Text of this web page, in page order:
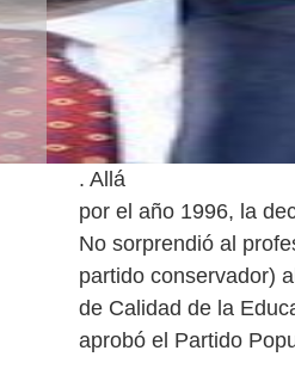
. Allá
por el año 1996, la
No sorprendió al
partido conservador)
de Calidad de la
aprobó el Partido